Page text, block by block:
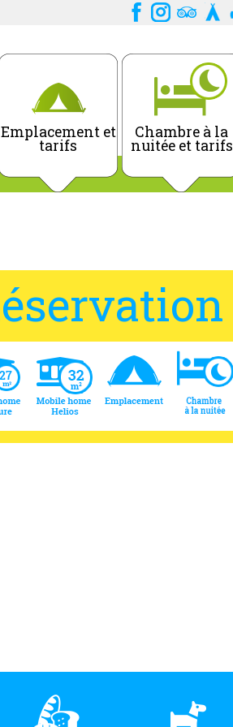
Emplacement et
tarifs
Chambre à la
nuitée et tarifs